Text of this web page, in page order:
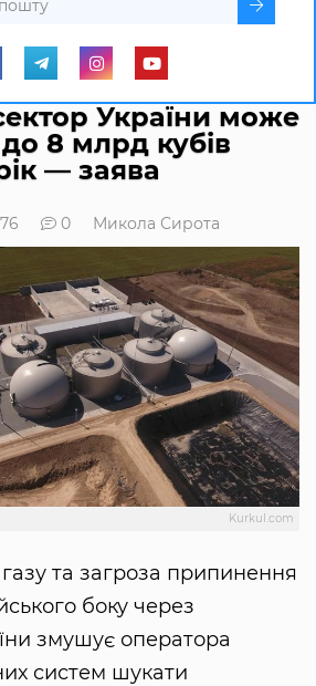
України може
8 млрд кубів
— заява
0 Микола Сирота
Kurkul.com
та загроза припинення
боку через
змушує оператора
систем шукати